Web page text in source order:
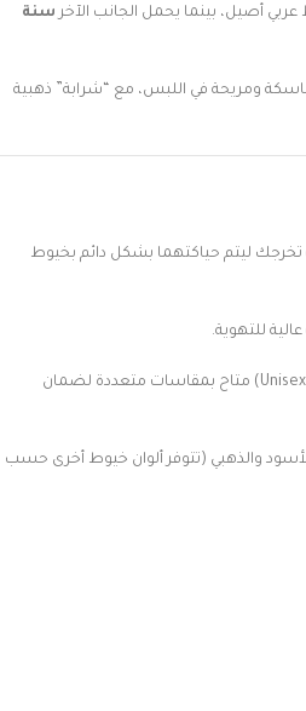
أصيل، بينما يحمل الجانب الآخر سنة
ومريحة في اللبس، مع “شرابة” ذهبية
ليتم حياكتهما بشكل دائم بخيوط
للتهوية.
تصميم ملائم للجنسين (Unisex) متاح بمقاسات متعددة لضمان
والذهبي (تتوفر ألوان خيوط أخرى حسب